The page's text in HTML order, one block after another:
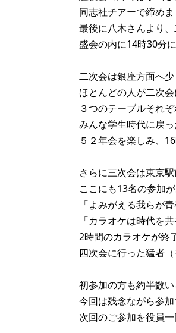
同志社チアーで締めま
最後に八木さんより
盛会の内に14時30分
二次会は銀座方面へ
ほとんどの人が二次
３つのテーブルそれ
みんな学生時代に戻
５２年会を楽しみ、
さらに三次会は東京
ここにも13名の参加
「よみがえる我らが
「カラオケは時代を
2時間のカラオケが終
四次会に行った猛者
初参加の方も約半数
今回は残念ながら参加
次回のご参加を役員